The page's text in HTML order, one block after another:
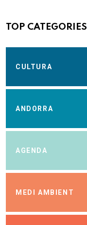
TOP CATEGORIES
CULTURA
ANDORRA
AGENDA
MEDI AMBIENT